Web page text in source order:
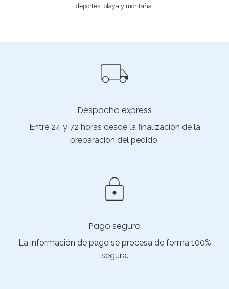
deportes, playa y montaña.
Despacho express
Entre 24 y 72 horas desde la finalización de la
preparación del pedido.
Pago seguro
La información de pago se procesa de forma 100%
segura.